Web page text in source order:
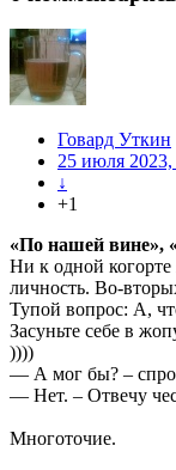
Говард Уткин
25 июля 2023,
↓
+1
«По нашей вине»,
Ни к одной
личность. Во-
Тупой вопрос: А,
Засуньте себе в
))))
— А мог бы? –
— Нет. – Отвечу
Многоточие.